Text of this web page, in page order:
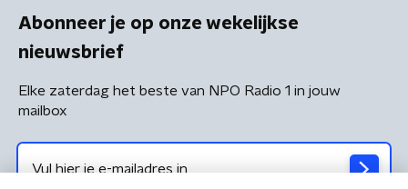
Abonneer je op onze wekelijkse
nieuwsbrief
Elke zaterdag het beste van NPO Radio 1 in jouw
mailbox